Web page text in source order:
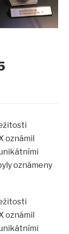
oznámil
oznámeny
oznámil